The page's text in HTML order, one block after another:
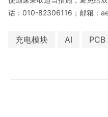
话：010-82306116；邮箱：
充电模块 AI PCB